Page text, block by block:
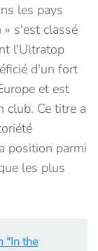
les pays
» s'est classé
l'Ultratop
d'un fort
et est
club. Ce titre a
position parmi
les plus
"In the